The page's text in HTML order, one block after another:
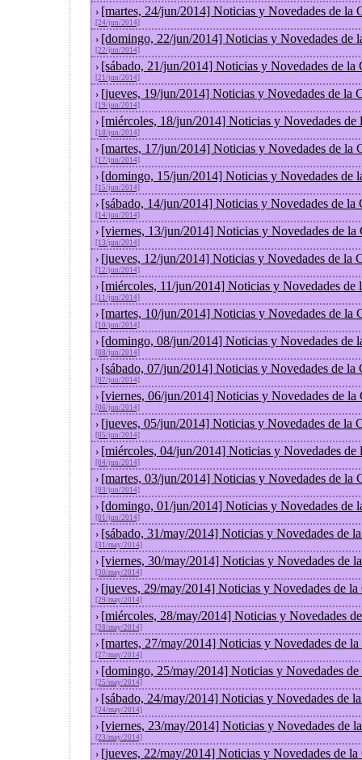
› [martes, 24/jun/2014] Noticias y Novedades de la
[24/jun/2014]
› [domingo, 22/jun/2014] Noticias y Novedades de
[22/jun/2014]
› [sábado, 21/jun/2014] Noticias y Novedades de la
[21/jun/2014]
› [jueves, 19/jun/2014] Noticias y Novedades de la
[19/jun/2014]
› [miércoles, 18/jun/2014] Noticias y Novedades de
[18/jun/2014]
› [martes, 17/jun/2014] Noticias y Novedades de la
[17/jun/2014]
› [domingo, 15/jun/2014] Noticias y Novedades de
[15/jun/2014]
› [sábado, 14/jun/2014] Noticias y Novedades de la
[14/jun/2014]
› [viernes, 13/jun/2014] Noticias y Novedades de la
[13/jun/2014]
› [jueves, 12/jun/2014] Noticias y Novedades de la
[12/jun/2014]
› [miércoles, 11/jun/2014] Noticias y Novedades de
[11/jun/2014]
› [martes, 10/jun/2014] Noticias y Novedades de la
[10/jun/2014]
› [domingo, 08/jun/2014] Noticias y Novedades de
[08/jun/2014]
› [sábado, 07/jun/2014] Noticias y Novedades de la
[07/jun/2014]
› [viernes, 06/jun/2014] Noticias y Novedades de la
[06/jun/2014]
› [jueves, 05/jun/2014] Noticias y Novedades de la
[05/jun/2014]
› [miércoles, 04/jun/2014] Noticias y Novedades de
[04/jun/2014]
› [martes, 03/jun/2014] Noticias y Novedades de la
[03/jun/2014]
› [domingo, 01/jun/2014] Noticias y Novedades de
[01/jun/2014]
› [sábado, 31/may/2014] Noticias y Novedades de
[31/may/2014]
› [viernes, 30/may/2014] Noticias y Novedades de
[30/may/2014]
› [jueves, 29/may/2014] Noticias y Novedades de la
[29/may/2014]
› [miércoles, 28/may/2014] Noticias y Novedades
[28/may/2014]
› [martes, 27/may/2014] Noticias y Novedades de
[27/may/2014]
› [domingo, 25/may/2014] Noticias y Novedades
[25/may/2014]
› [sábado, 24/may/2014] Noticias y Novedades de
[24/may/2014]
› [viernes, 23/may/2014] Noticias y Novedades de
[23/may/2014]
› [jueves, 22/may/2014] Noticias y Novedades de la